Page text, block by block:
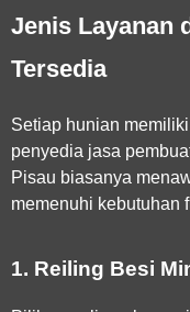
Jenis Layanan
Tersedia
Setiap hunian
penyedia jasa
Pisau biasanya
memenuhi kebutuhan
1. Reiling Besi